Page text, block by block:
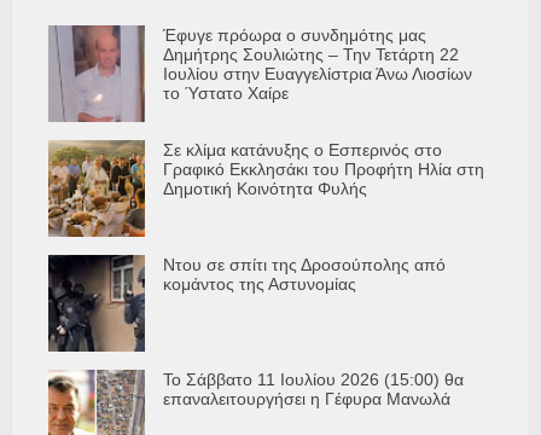
Έφυγε πρόωρα ο συνδημότης μας
Δημήτρης Σουλιώτης – Την Τετάρτη 22
Ιουλίου στην Ευαγγελίστρια Άνω Λιοσίων
το Ύστατο Χαίρε
Σε κλίμα κατάνυξης ο Εσπερινός στο
Γραφικό Εκκλησάκι του Προφήτη Ηλία στη
Δημοτική Κοινότητα Φυλής
Ντου σε σπίτι της Δροσούπολης από
κομάντος της Αστυνομίας
Το Σάββατο 11 Ιουλίου 2026 (15:00) θα
επαναλειτουργήσει η Γέφυρα Μανωλά